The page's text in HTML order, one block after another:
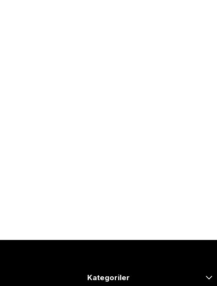
Kategoriler